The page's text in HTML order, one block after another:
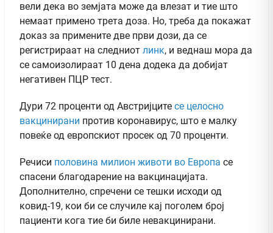
вели дека во земјата може да влезат и тие што
немаат примено трета доза. Но, треба да покажат
доказ за примените две први дози, да се
регистрираат на следниот линк, и веднаш мора да
се самоизолираат 10 дена додека да добијат
негативен ПЦР тест.
Дури 72 проценти од Австријците се целосно
вакцинирани против коронавирус, што е малку
повеќе од европскиот просек од 70 проценти.
Речиси половина милион животи во Европа се
спасени благодарение на вакцинацијата.
Дополнително, спречени се тешки исходи од
ковид-19, кои би се случиле кај поголем број
пациенти кога тие би биле невакцинирани.